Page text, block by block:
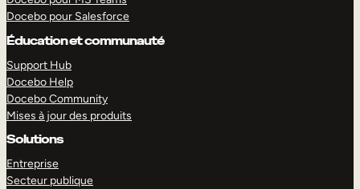
Docebo pour Salesforce
Éducation et communauté
Support Hub
Docebo Help
Docebo Community
Mises à jour des produits
Solutions
Entreprise
Secteur publique